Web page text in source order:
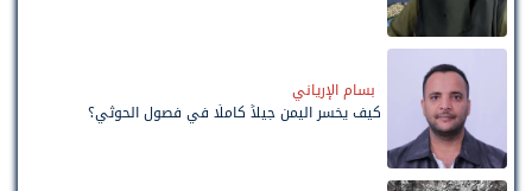
بسام الإرياني
كيف يخسر اليمن جيلاً كاملًا في فصول الحوثي؟